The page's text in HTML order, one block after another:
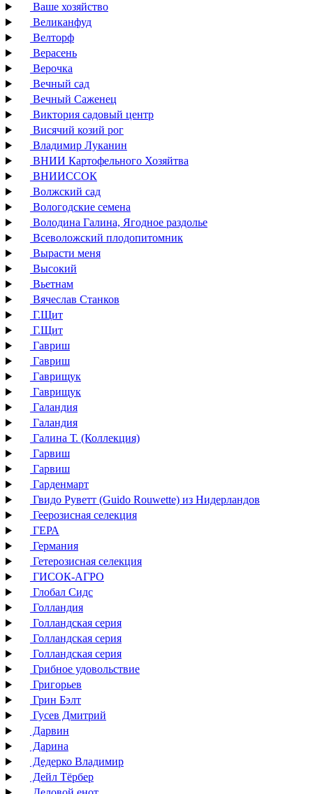
Ваше хозяйство
Великанфуд
Велторф
Верасень
Верочка
Вечный сад
Вечный Саженец
Виктория садовый центр
Висячий козий рог
Владимир Луканин
ВНИИ Картофельного Хозяйтва
ВНИИССОК
Волжский сад
Вологодские семена
Володина Галина, Ягодное раздолье
Всеволожский плодопитомник
Вырасти меня
Высокий
Вьетнам
Вячеслав Станков
Г.Щит
Г.Щит
Гавриш
Гавриш
Гаврищук
Гаврищук
Галандия
Галандия
Галина Т. (Коллекция)
Гарвиш
Гарвиш
Гарденмарт
Гвидо Руветт (Guido Rouwette) из Нидерландов
Геерозисная селекция
ГЕРА
Германия
Гетерозисная селекция
ГИСОК-АГРО
Глобал Сидс
Голландия
Голландская серия
Голландская серия
Голландская серия
Грибное удовольствие
Григорьев
Грин Бэлт
Гусев Дмитрий
Дарвин
Дарина
Дедерко Владимир
Дейл Тёрбер